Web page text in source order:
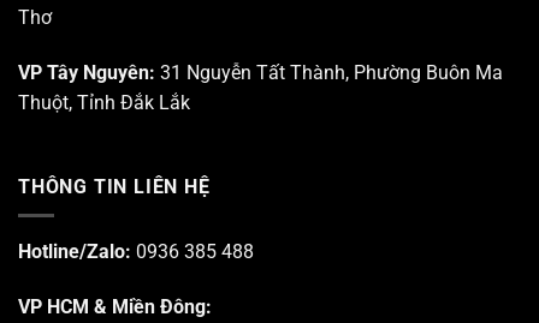
Thơ
VP Tây Nguyên: 31 Nguyễn Tất Thành, Phường Buôn Ma
Thuột, Tỉnh Đắk Lắk
THÔNG TIN LIÊN HỆ
Hotline/Zalo: 0936 385 488
VP HCM & Miền Đông: